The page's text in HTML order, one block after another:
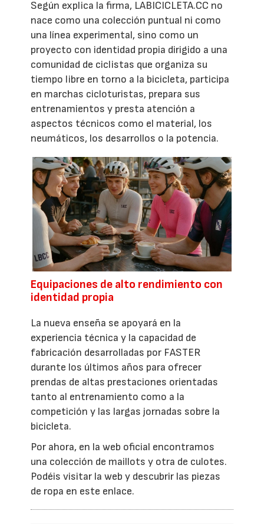
Según explica la firma, LABICICLETA.CC no
nace como una colección puntual ni como
una línea experimental, sino como un
proyecto con identidad propia dirigido a una
comunidad de ciclistas que organiza su
tiempo libre en torno a la bicicleta, participa
en marchas cicloturistas, prepara sus
entrenamientos y presta atención a
aspectos técnicos como el material, los
neumáticos, los desarrollos o la potencia.
Equipaciones de alto rendimiento con
identidad propia
La nueva enseña se apoyará en la
experiencia técnica y la capacidad de
fabricación desarrolladas por FASTER
durante los últimos años para ofrecer
prendas de altas prestaciones orientadas
tanto al entrenamiento como a la
competición y las largas jornadas sobre la
bicicleta.
Por ahora, en la web oficial encontramos
una colección de maillots y otra de culotes.
Podéis visitar la web y descubrir las piezas
de ropa en este enlace.